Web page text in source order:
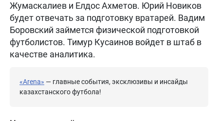
Жумаскалиев и Елдос Ахметов. Юрий Новиков
будет отвечать за подготовку вратарей. Вадим
Боровский займется физической подготовкой
футболистов. Тимур Кусаинов войдет в штаб в
качестве аналитика.
«Arena» — главные события, эксклюзивы и инсайды
казахстанского футбола!